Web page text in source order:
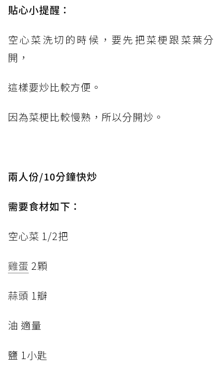
貼心小提醒：
空心菜洗切的時候，要先把菜梗跟菜葉分
開，
這樣要炒比較方便。
因為菜梗比較慢熟，所以分開炒。
兩人份/10分鐘快炒
需要食材如下：
空心菜 1/2把
雞蛋 2顆
蒜頭 1瓣
油 適量
鹽 1小匙